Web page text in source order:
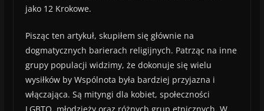
jako 12 Krokowe.
Pisząc ten artykuł, skupiłem się głównie na
dogmatycznych barierach religijnych. Patrząc na inne
grupy populacji widzimy, że dokonuje się wielu
wysiłków by Wspólnota była bardziej przyjazna i
włączająca. Są mityngi dla kobiet, społeczności